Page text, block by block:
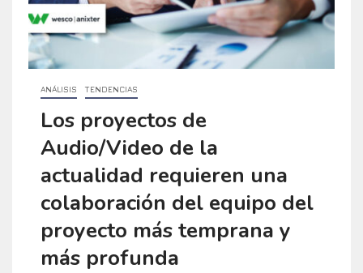
ANÁLISIS TENDENCIAS
Los proyectos de
Audio/Video de la
actualidad requieren una
colaboración del equipo del
proyecto más temprana y
más profunda